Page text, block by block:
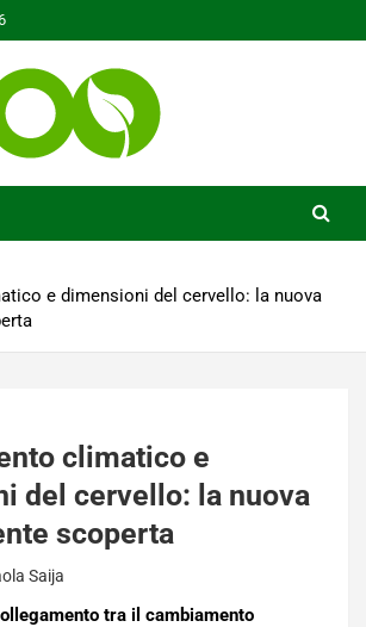
e dimensioni del cervello: la nuova
climatico e
del cervello: la nuova
scoperta
Saija
tra il cambiamento